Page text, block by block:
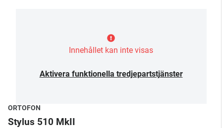
Innehållet kan inte visas
Aktivera funktionella tredjepartstjänster
ORTOFON
Stylus 510 MkII